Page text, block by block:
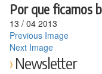
Por que ficamos
13 / 04 2013
Previous Image
Next Image
Newsletter